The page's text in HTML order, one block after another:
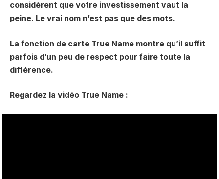
considèrent que votre investissement vaut la
peine. Le vrai nom n’est pas que des mots.
La fonction de carte True Name montre qu’il suffit
parfois d’un peu de respect pour faire toute la
différence.
Regardez la vidéo True Name :